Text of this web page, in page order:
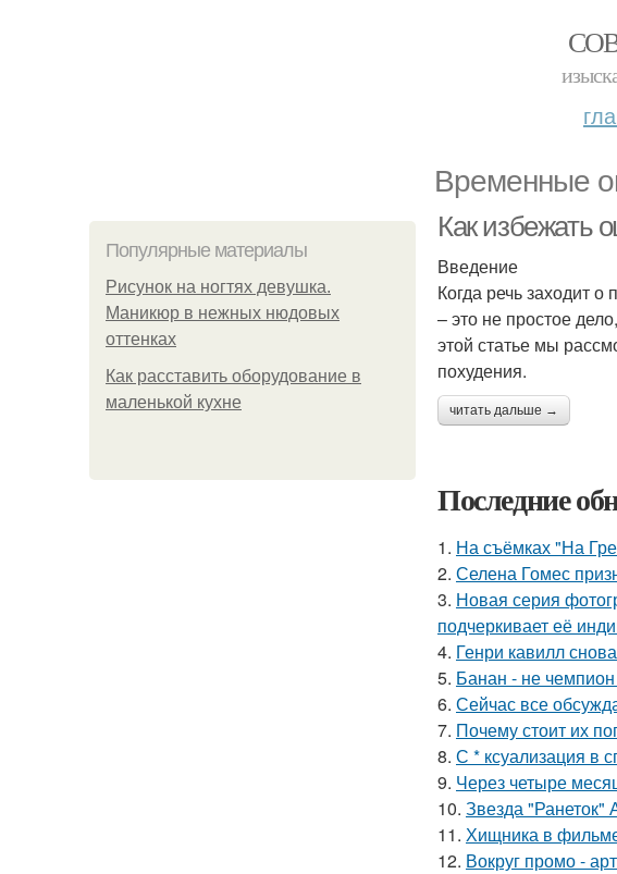
Временные
Популярные материалы
Рисунок на ногтях девушка.
Маникюр в нежных нюдовых
оттенках
Как расставить оборудование в
маленькой кухне
Как избежать
Введение
Когда речь заходит
– это не простое
этой статье мы
похудения.
читать дальше →
Последние
1. На съёмках "На
2. Селена Гомес
3. Новая серия
подчеркивает её
4. Генри кавилл
5. Банан - не
6. Сейчас все
7. Почему стоит их
8. С * ксуализация в
9. Через четыре
10. Звезда "Ранеток"
11. Хищника в
12. Вокруг промо -